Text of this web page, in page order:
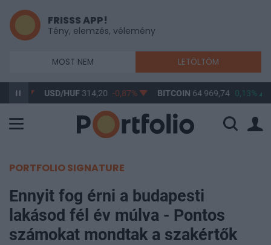
FRISSS APP!
Tény, elemzés, vélemény
MOST NEM LETÖLTÖM
USD/HUF314,20 -0,87% BITCOIN 64 969,74 0,13%
PORTFOLIO SIGNATURE
Ennyit fog érni a budapesti
lakásod fél év múlva - Pontos
számokat mondtak a szakértők